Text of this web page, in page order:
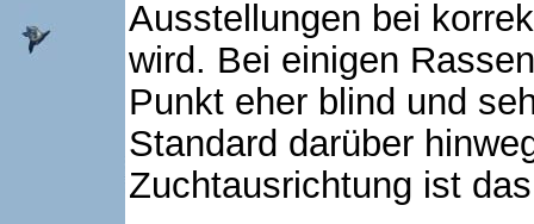
Ausstellungen bei
wird. Bei einigen
Punkt eher blind und
Standard darüber
Zuchtausrichtung ist